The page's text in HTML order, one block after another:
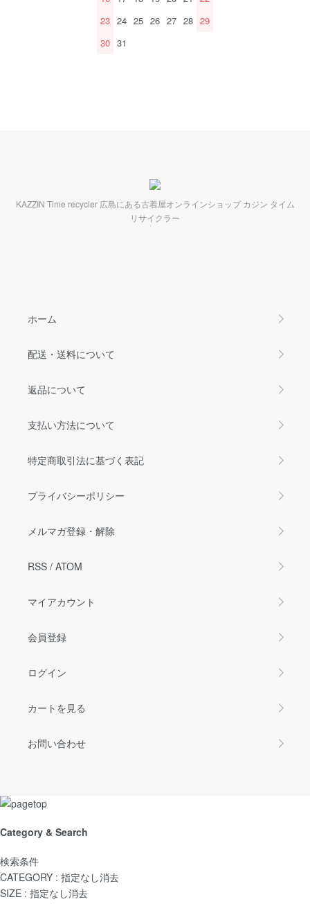
23 24 25 26 27 28 29
30 31
KAZZIN Time recycler 広島にある古着屋オンラインショップ カジン タイム
リサイクラー
ホーム
配送・送料について
返品について
支払い方法について
特定商取引法に基づく表記
プライバシーポリシー
メルマガ登録・解除
RSS / ATOM
マイアカウント
会員登録
ログイン
カートを見る
お問い合わせ
Category & Search
検索条件
CATEGORY : 指定なし消去
SIZE : 指定なし消去